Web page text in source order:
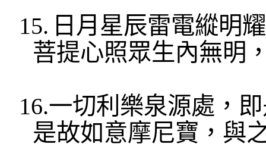
15. 日月星辰雷電縱明
菩提心照眾生內無明
16.一切利樂泉源處，即
是故如意摩尼寶 ，與